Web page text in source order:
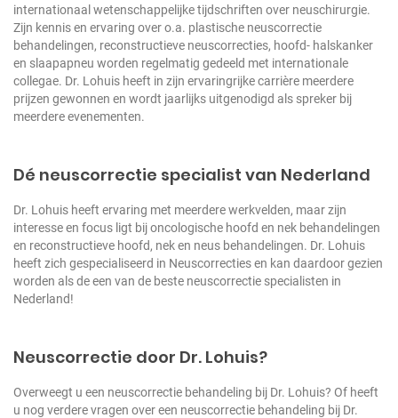
internationaal wetenschappelijke tijdschriften over neuschirurgie.
Zijn kennis en ervaring over o.a. plastische neuscorrectie
behandelingen, reconstructieve neuscorrecties, hoofd- halskanker
en slaapapneu worden regelmatig gedeeld met internationale
collegae. Dr. Lohuis heeft in zijn ervaringrijke carrière meerdere
prijzen gewonnen en wordt jaarlijks uitgenodigd als spreker bij
meerdere evenementen.
Dé neuscorrectie specialist van Nederland
Dr. Lohuis heeft ervaring met meerdere werkvelden, maar zijn
interesse en focus ligt bij oncologische hoofd en nek behandelingen
en reconstructieve hoofd, nek en neus behandelingen. Dr. Lohuis
heeft zich gespecialiseerd in Neuscorrecties en kan daardoor gezien
worden als de een van de beste neuscorrectie specialisten in
Nederland!
Neuscorrectie door Dr. Lohuis?
Overweegt u een neuscorrectie behandeling bij Dr. Lohuis? Of heeft
u nog verdere vragen over een neuscorrectie behandeling bij Dr.